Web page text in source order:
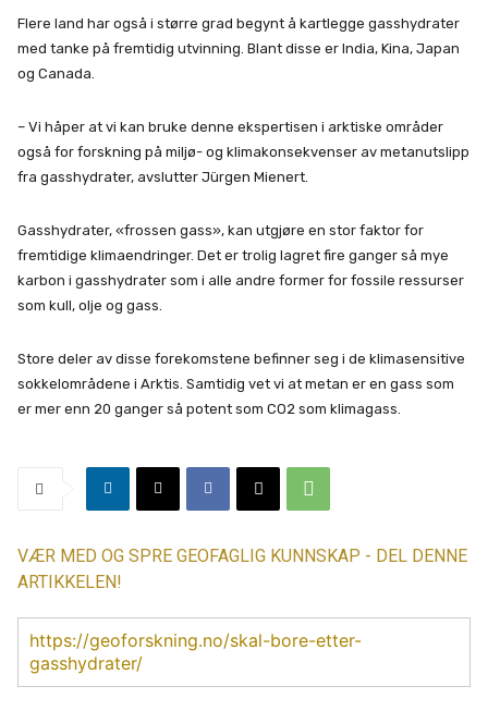
Flere land har også i større grad begynt å kartlegge gasshydrater
med tanke på fremtidig utvinning. Blant disse er India, Kina, Japan
og Canada.
– Vi håper at vi kan bruke denne ekspertisen i arktiske områder
også for forskning på miljø- og klimakonsekvenser av metanutslipp
fra gasshydrater, avslutter Jürgen Mienert.
Gasshydrater, «frossen gass», kan utgjøre en stor faktor for
fremtidige klimaendringer. Det er trolig lagret fire ganger så mye
karbon i gasshydrater som i alle andre former for fossile ressurser
som kull, olje og gass.
Store deler av disse forekomstene befinner seg i de klimasensitive
sokkelområdene i Arktis. Samtidig vet vi at metan er en gass som
er mer enn 20 ganger så potent som CO2 som klimagass.
VÆR MED OG SPRE GEOFAGLIG KUNNSKAP - DEL DENNE
ARTIKKELEN!
https://geoforskning.no/skal-bore-etter-
gasshydrater/